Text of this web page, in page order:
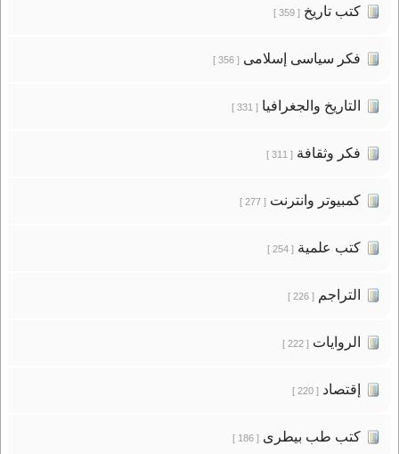
كتب تاريخ[ 359 ]
فكر سياسى إسلامى[ 356 ]
التاريخ والجغرافيا[ 331 ]
فكر وثقافة[ 311 ]
كمبيوتر وانترنت[ 277 ]
كتب علمية[ 254 ]
التراجم[ 226 ]
الروايات[ 222 ]
إقتصاد[ 220 ]
كتب طب بيطرى[ 186 ]